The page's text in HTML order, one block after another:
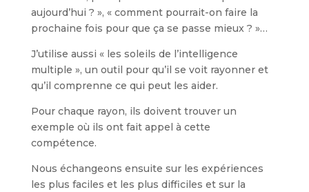
aujourd’hui ? », « comment pourrait-on faire la
prochaine fois pour que ça se passe mieux ? »…
J’utilise aussi « les soleils de l’intelligence
multiple », un outil pour qu’il se voit rayonner et
qu’il comprenne ce qui peut les aider.
Pour chaque rayon, ils doivent trouver un
exemple où ils ont fait appel à cette
compétence.
Nous échangeons ensuite sur les expériences
les plus faciles et les plus difficiles et sur la